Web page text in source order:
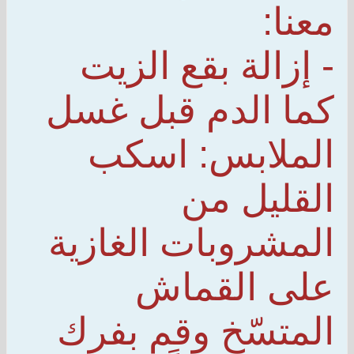
معنا:
- إزالة بقع الزيت
كما الدم قبل غسل
الملابس: اسكب
القليل من
المشروبات الغازية
على القماش
المتسّخ وقم بفرك